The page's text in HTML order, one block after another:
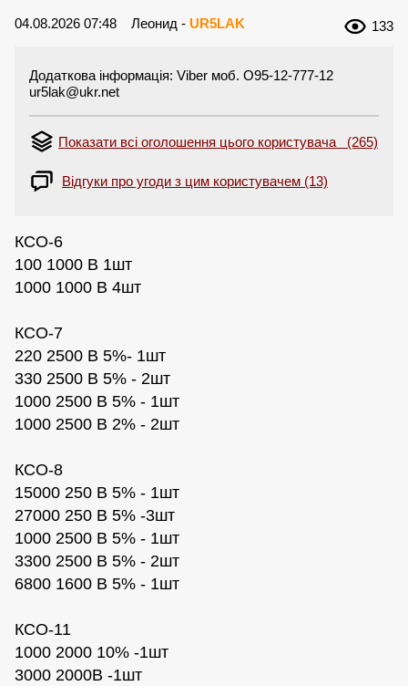
04.08.2026 07:48 Леонид - UR5LAK 133
Додаткова інформація: Viber моб. O95-12-777-12
ur5lak@ukr.net
Показати всі оголошення цього користувача (265)
Відгуки про угоди з цим користувачем (13)
КСО-6
100 1000 В 1шт
1000 1000 В 4шт
КСО-7
220 2500 В 5%- 1шт
330 2500 В 5% - 2шт
1000 2500 В 5% - 1шт
1000 2500 В 2% - 2шт
КСО-8
15000 250 В 5% - 1шт
27000 250 В 5% -3шт
1000 2500 В 5% - 1шт
3300 2500 В 5% - 2шт
6800 1600 В 5% - 1шт
КСО-11
1000 2000 10% -1шт
3000 2000В -1шт